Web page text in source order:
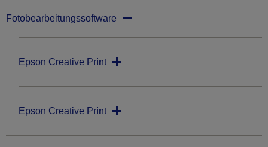
Fotobearbeitungssoftware
Epson Creative Print
Epson Creative Print